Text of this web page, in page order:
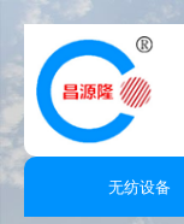
无纺设备